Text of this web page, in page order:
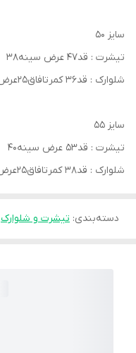
سایز ۵۰
تیشرت : قد۴۷ عرض سینه۳۸
شلوارک : قد۳۶ کمرتافاق۲۵عرض کمر۲۰تا۳۰
سایز ۵۵
تیشرت : قد۵۳ عرض سینه۴۰
شلوارک : قد۳۸ کمرتافاق۲۵عرض کمر۲۲تا۳۳
دسته‌بندی: تیشرت و شلوارک